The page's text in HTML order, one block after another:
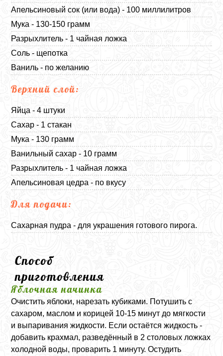
Апельсиновый сок (или вода) - 100 миллилитров
Мука - 130-150 грамм
Разрыхлитель - 1 чайная ложка
Соль - щепотка
Ваниль - по желанию
Верхний слой:
Яйца - 4 штуки
Сахар - 1 стакан
Мука - 130 грамм
Ванильный сахар - 10 грамм
Разрыхлитель - 1 чайная ложка
Апельсиновая цедра - по вкусу
Для подачи:
Сахарная пудра - для украшения готового пирога.
Способ
приготовления
Яблочная начинка
Очистить яблоки, нарезать кубиками. Потушить с
сахаром, маслом и корицей 10-15 минут до мягкости
и выпаривания жидкости. Если остаётся жидкость -
добавить крахмал, разведённый в 2 столовых ложках
холодной воды, проварить 1 минуту. Остудить